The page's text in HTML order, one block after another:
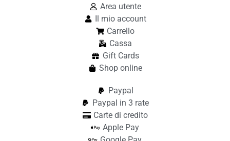
Area utente
Il mio account
Carrello
Cassa
Gift Cards
Shop online
Paypal
Paypal in 3 rate
Carte di credito
Apple Pay